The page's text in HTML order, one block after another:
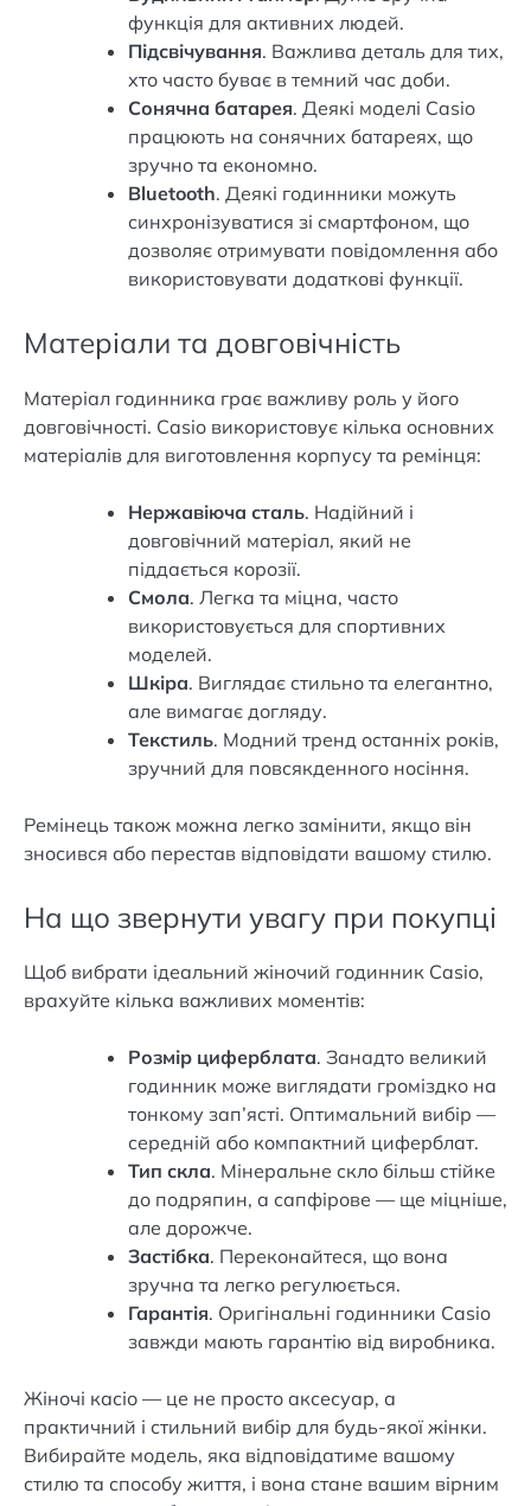
функція для активних людей.
Підсвічування. Важлива деталь для тих,
хто часто буває в темний час доби.
Сонячна батарея. Деякі моделі Casio
працюють на сонячних батареях, що
зручно та економно.
Bluetooth. Деякі годинники можуть
синхронізуватися зі смартфоном, що
дозволяє отримувати повідомлення або
використовувати додаткові функції.
Матеріали та довговічність
Матеріал годинника грає важливу роль у його
довговічності. Casio використовує кілька основних
матеріалів для виготовлення корпусу та ремінця:
Нержавіюча сталь. Надійний і
довговічний матеріал, який не
піддається корозії.
Смола. Легка та міцна, часто
використовується для спортивних
моделей.
Шкіра. Виглядає стильно та елегантно,
але вимагає догляду.
Текстиль. Модний тренд останніх років,
зручний для повсякденного носіння.
Ремінець також можна легко замінити, якщо він
зносився або перестав відповідати вашому стилю.
На що звернути увагу при покупці
Щоб вибрати ідеальний жіночий годинник Casio,
врахуйте кілька важливих моментів:
Розмір циферблата. Занадто великий
годинник може виглядати громіздко на
тонкому зап’ясті. Оптимальний вибір —
середній або компактний циферблат.
Тип скла. Мінеральне скло більш стійке
до подряпин, а сапфірове — ще міцніше,
але дорожче.
Застібка. Переконайтеся, що вона
зручна та легко регулюється.
Гарантія. Оригінальні годинники Casio
завжди мають гарантію від виробника.
Жіночі касіо — це не просто аксесуар, а
практичний і стильний вибір для будь-якої жінки.
Вибирайте модель, яка відповідатиме вашому
стилю та способу життя, і вона стане вашим вірним